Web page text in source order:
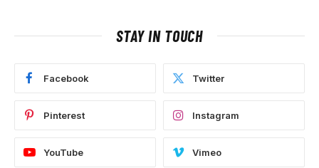
STAY IN TOUCH
Facebook Twitter
Pinterest Instagram
YouTube Vimeo